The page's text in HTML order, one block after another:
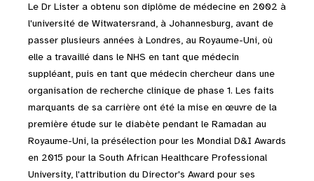
Le Dr Lister a obtenu son diplôme de médecine en 2002 à
l'université de Witwatersrand, à Johannesburg, avant de
passer plusieurs années à Londres, au Royaume-Uni, où
elle a travaillé dans le NHS en tant que médecin
suppléant, puis en tant que médecin chercheur dans une
organisation de recherche clinique de phase 1. Les faits
marquants de sa carrière ont été la mise en œuvre de la
première étude sur le diabète pendant le Ramadan au
Royaume-Uni, la présélection pour les Mondial D&I Awards
en 2015 pour la South African Healthcare Professional
University, l'attribution du Director's Award pour ses